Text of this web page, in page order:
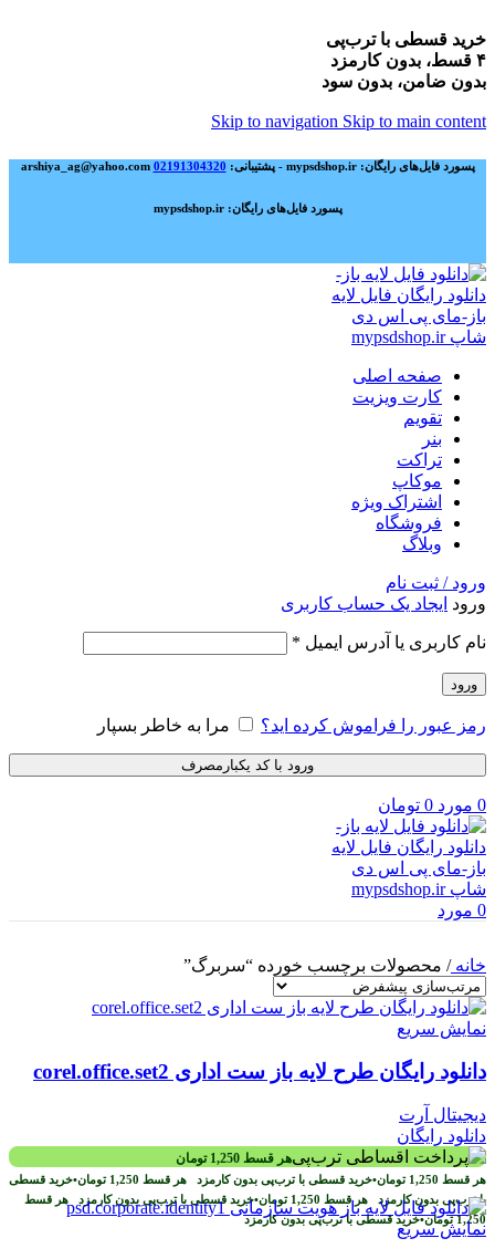
خرید قسطی با ترب‌پی
۴ قسط، بدون کارمزد
بدون ضامن، بدون سود
Skip to navigation Skip to main content
پسورد فایل‌های رایگان: mypsdshop.ir - پشتیبانی: arshiya_ag@yahoo.com 02191304320
پسورد فایل‌های رایگان: mypsdshop.ir
صفحه اصلی
کارت ویزیت
تقویم
بنر
تراکت
موکاپ
اشتراک ویژه
فروشگاه
وبلاگ
ورود / ثبت نام
ورود ایجاد یک حساب کاربری
نام کاربری یا آدرس ایمیل *
ورود
رمز عبور را فراموش کرده اید؟ مرا به خاطر بسپار
ورود با کد یکبارمصرف
0 مورد 0 تومان
0 مورد
خانه/ محصولات برچسب خورده “سربرگ”
نمایش سریع
دانلود رایگان طرح لايه باز ست اداری corel.office.set2
دیجیتال آرت
دانلود رایگان
هر قسط 1,250 تومان
هر قسط 1,250 تومان•خرید قسطی با ترب‌پی بدون کارمزد هر قسط 1,250 تومان•خرید قسطی
با ترب‌پی بدون کارمزد هر قسط 1,250 تومان•خرید قسطی با ترب‌پی بدون کارمزد هر قسط
1,250 تومان•خرید قسطی با ترب‌پی بدون کارمزدنمایش سریع